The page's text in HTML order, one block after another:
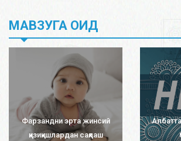
МАВЗУГА ОИД
Фарзандни эрта жинсий
қизиқишлардан сақлаш